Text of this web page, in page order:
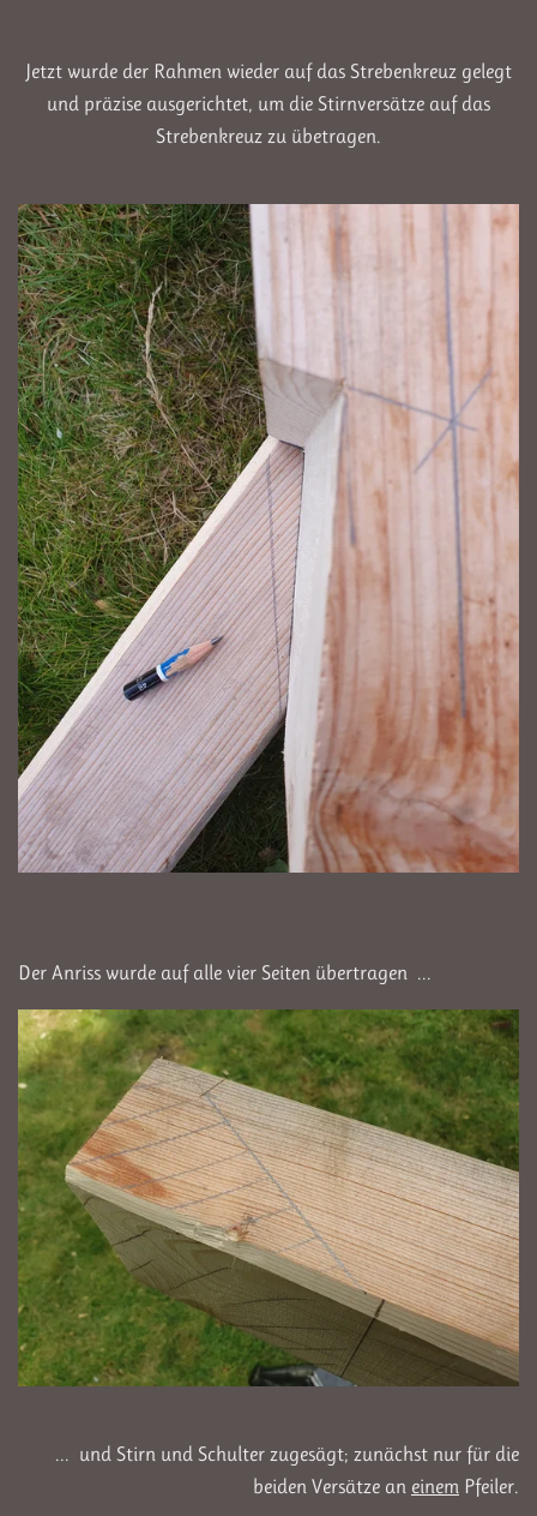
Jetzt wurde der Rahmen wieder auf das Strebenkreuz gelegt
und präzise ausgerichtet, um die Stirnversätze auf das
Strebenkreuz zu übetragen.
Der Anriss wurde auf alle vier Seiten übertragen ...
... und Stirn und Schulter zugesägt; zunächst nur für die
beiden Versätze an einem Pfeiler.